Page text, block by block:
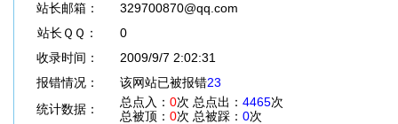
站长邮箱：
329700870@qq.com
站长ＱＱ：
0
收录时间：
2009/9/7 2:02:31
报错情况：
该网站已被报错23
统计数据：
总点入： 0次 总点出： 4465次
总被顶： 0次 总被踩： 0次